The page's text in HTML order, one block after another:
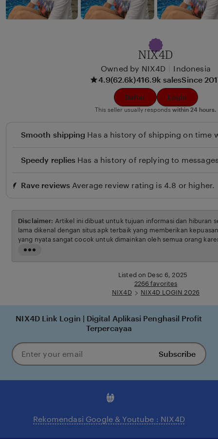
x
e
NIX4D
Owned by NIX4D
Indonesia
4.9(62.6k)416.9k salesSince
Daftar Login
This seller usually responds within 24 hours.
Smooth shipping Has a history of shipping on time
Speedy replies Has a history of replying to
Rave reviews Average review rating is 4.8 or higher.
Read
the
Disclaimer: Artikel ini dibuat untuk tujuan informasi dan hiburan
lama dikenal dengan situs apk terbaik yang memberikan
yang nyata sangat cocok untuk dimainkan oleh semua orang
ketentuan yang berlaku.
Listed on Desc 6, 2025
2266 favorites
NIX4D
NIX4D LOGIN 2026
NIX4D Link Login | Digital Aplikasi Penghasil Profit
Terpercayaa
Enter
your
Subscribe
Rekomendasi Google & Youtube : NIX4D